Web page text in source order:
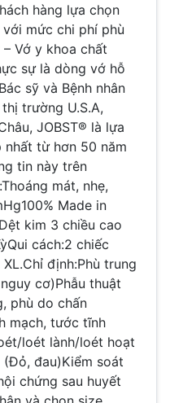
hàng lựa chọn
mức chi phí phù
Vớ y khoa chất
sự là dòng vớ hỗ
sỹ và Bệnh nhân
trường U.S.A,
JOBST® là lựa
nhất từ hơn 50 năm
tin này trên
mát, nhẹ,
Made in
kim 3 chiều cao
cách:2 chiếc
định:Phù trung
cơ)Phẫu thuật
phù do chấn
mạch, tước tĩnh
loét lành/loét hoạt
đau)Kiểm soát
chứng sau huyết